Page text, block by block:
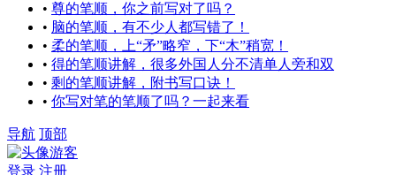
• 尊的笔顺，你之前写对了吗？
• 脑的笔顺，有不少人都写错了！
• 柔的笔顺，上“矛”略窄，下“木”稍宽！
• 得的笔顺讲解，很多外国人分不清单人旁和双
• 剩的笔顺讲解，附书写口诀！
• 你写对笔的笔顺了吗？一起来看
导航 顶部
游客
登录 注册